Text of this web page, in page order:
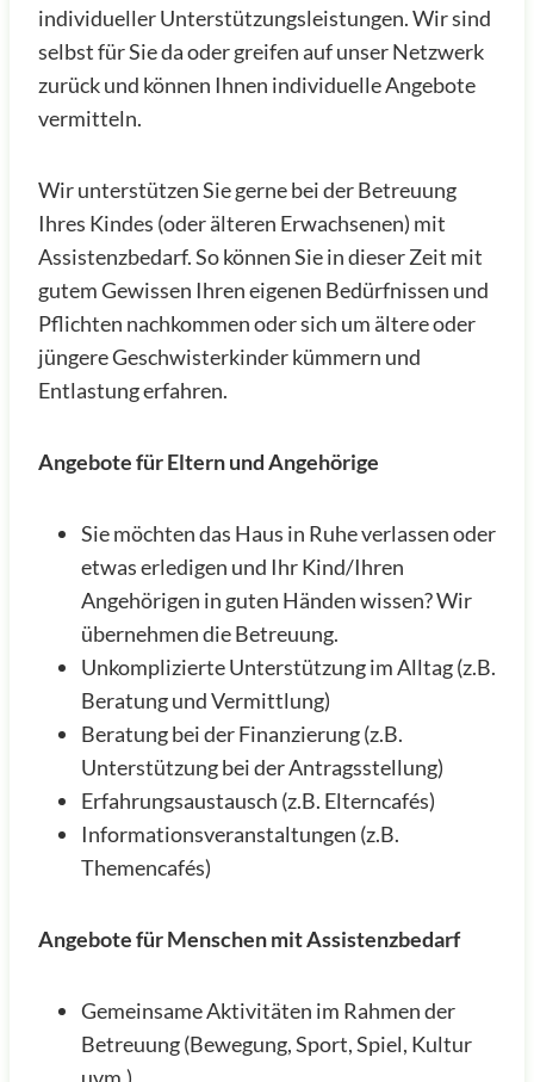
individueller Unterstützungsleistungen. Wir sind
selbst für Sie da oder greifen auf unser Netzwerk
zurück und können Ihnen individuelle Angebote
vermitteln.
Wir unterstützen Sie gerne bei der Betreuung
Ihres Kindes (oder älteren Erwachsenen) mit
Assistenzbedarf. So können Sie in dieser Zeit mit
gutem Gewissen Ihren eigenen Bedürfnissen und
Pflichten nachkommen oder sich um ältere oder
jüngere Geschwisterkinder kümmern und
Entlastung erfahren.
Angebote für Eltern und Angehörige
Sie möchten das Haus in Ruhe verlassen oder
etwas erledigen und Ihr Kind/Ihren
Angehörigen in guten Händen wissen? Wir
übernehmen die Betreuung.
Unkomplizierte Unterstützung im Alltag (z.B.
Beratung und Vermittlung)
Beratung bei der Finanzierung (z.B.
Unterstützung bei der Antragsstellung)
Erfahrungsaustausch (z.B. Elterncafés)
Informationsveranstaltungen (z.B.
Themencafés)
Angebote für Menschen mit Assistenzbedarf
Gemeinsame Aktivitäten im Rahmen der
Betreuung (Bewegung, Sport, Spiel, Kultur